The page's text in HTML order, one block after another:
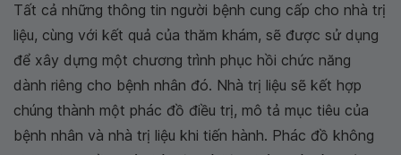
Tất cả những thông tin người bệnh cung cấp cho nhà trị
liệu, cùng với kết quả của thăm khám, sẽ được sử dụng
để xây dựng một chương trình phục hồi chức năng
dành riêng cho bệnh nhân đó. Nhà trị liệu sẽ kết hợp
chúng thành một phác đồ điều trị, mô tả mục tiêu của
bệnh nhân và nhà trị liệu khi tiến hành. Phác đồ không